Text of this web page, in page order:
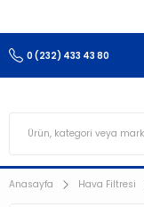
0 (232) 433 43 80
Anasayfa Hava Filtresi